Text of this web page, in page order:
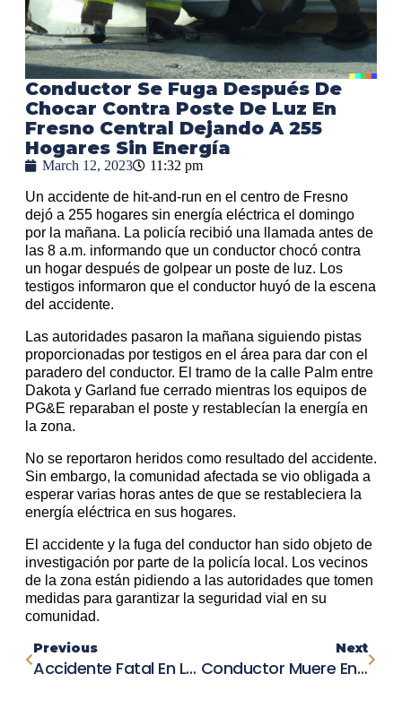
Conductor Se Fuga Después De
Chocar Contra Poste De Luz En
Fresno Central Dejando A 255
Hogares Sin Energía
March 12, 2023 11:32 pm
Un accidente de hit-and-run en el centro de Fresno
dejó a 255 hogares sin energía eléctrica el domingo
por la mañana. La policía recibió una llamada antes de
las 8 a.m. informando que un conductor chocó contra
un hogar después de golpear un poste de luz. Los
testigos informaron que el conductor huyó de la escena
del accidente.
Las autoridades pasaron la mañana siguiendo pistas
proporcionadas por testigos en el área para dar con el
paradero del conductor. El tramo de la calle Palm entre
Dakota y Garland fue cerrado mientras los equipos de
PG&E reparaban el poste y restablecían la energía en
la zona.
No se reportaron heridos como resultado del accidente.
Sin embargo, la comunidad afectada se vio obligada a
esperar varias horas antes de que se restableciera la
energía eléctrica en sus hogares.
El accidente y la fuga del conductor han sido objeto de
investigación por parte de la policía local. Los vecinos
de la zona están pidiendo a las autoridades que tomen
medidas para garantizar la seguridad vial en su
comunidad.
Previous
Accidente Fatal En La I-805: Motociclista Pierde La Vida Al Impactar La Mediana
Next
Conductor Muere En Accidente En Tulare, El Alcohol Puede Haber Sido La Causa